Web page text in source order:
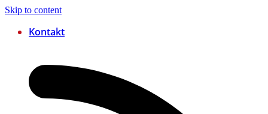
Skip to content
Kontakt